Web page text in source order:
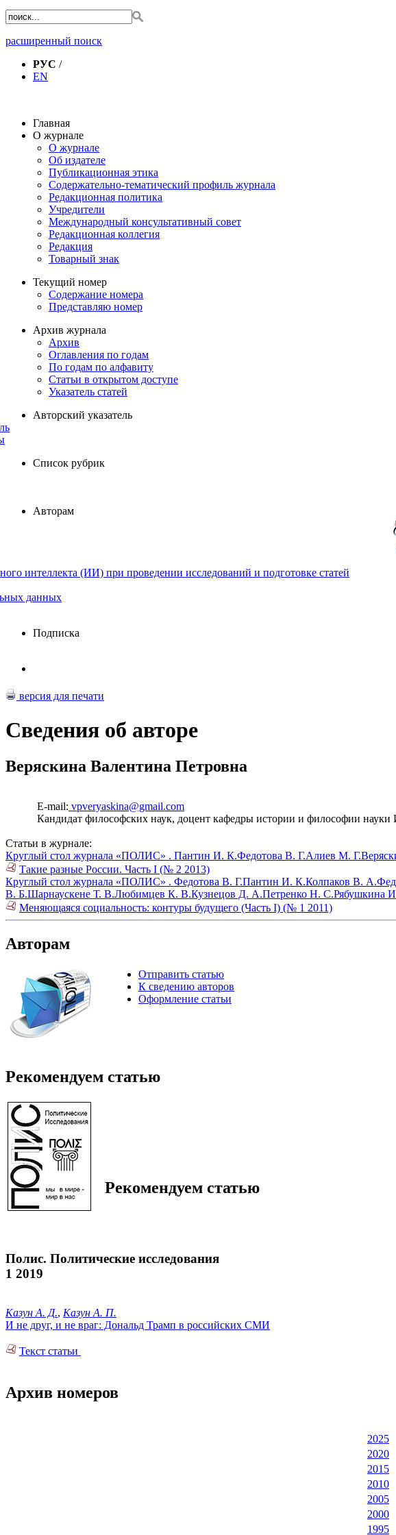
расширенный поиск
РУС /
EN
Главная
О журнале
О журнале
Об издателе
Публикационная этика
Содержательно-тематический профиль журнала
Редакционная политика
Учредители
Международный консультативный совет
Редакционная коллегия
Редакция
Товарный знак
Текущий номер
Содержание номера
Представляю номер
Архив журнала
Архив
Оглавления по годам
По годам по алфавиту
Статьи в открытом доступе
Указатель статей
Авторский указатель
Список рубрик
Авторам
интеллекта (ИИ) при проведении исследований и подготовке статей
данных
Подписка
версия для печати
Сведения об авторе
Веряскина Валентина Петровна
E-mail: vpveryaskina@gmail.com
Кандидат философских наук, доцент кафедры истории и философии
Статьи в журнале:
Круглый стол журнала «ПОЛИС» . Пантин И. К.Федотова В. Г.Алиев М. Г.
Такие разные России. Часть I (№ 2 2013)
Круглый стол журнала «ПОЛИС» . Федотова В. Г.Пантин И. К.Колпаков В. А.
В. Б.Шарнаускене Т. В.Любимцев К. В.Кузнецов Д. А.Петренко Н. С.Рябушкина
Меняющаяся социальность: контуры будущего (Часть I) (№ 1 2011)
Авторам
Отправить статью
К сведению авторов
Оформление статьи
Рекомендуем статью
Рекомендуем статью
Полис. Политические исследования
1 2019
Казун А. Д., Казун А. П.
И не друг, и не враг: Дональд Трамп в российских СМИ
Текст статьи
Архив номеров
2025
2020
2015
2010
2005
2000
1995